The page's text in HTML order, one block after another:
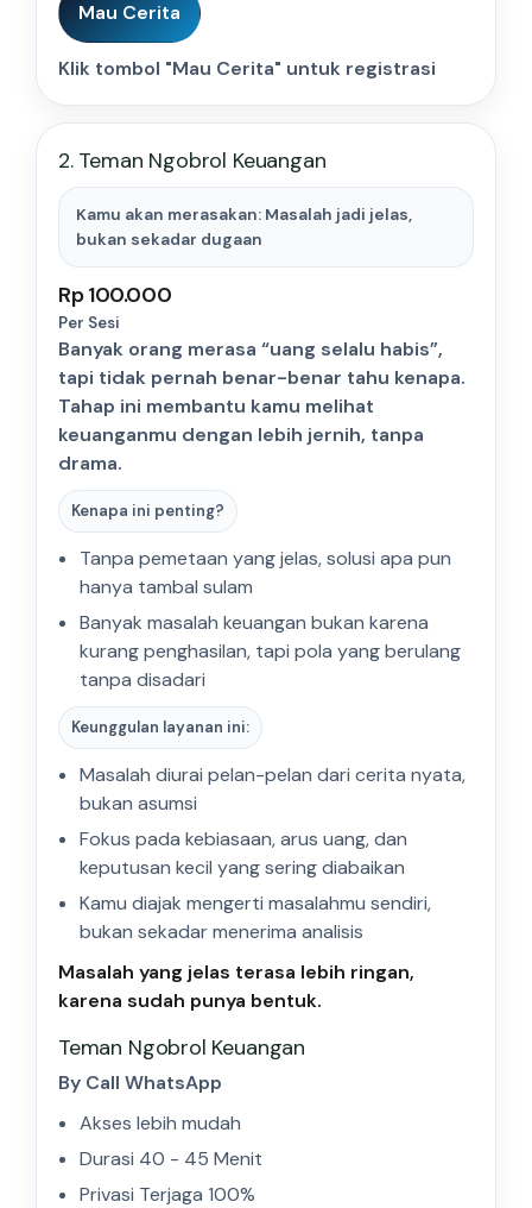
Mau Cerita
Klik tombol "Mau Cerita" untuk registrasi
2. Teman Ngobrol Keuangan
Kamu akan merasakan: Masalah jadi jelas,
bukan sekadar dugaan
Rp 100.000
Per Sesi
Banyak orang merasa “uang selalu habis”,
tapi tidak pernah benar-benar tahu kenapa.
Tahap ini membantu kamu melihat
keuanganmu dengan lebih jernih, tanpa
drama.
Kenapa ini penting?
Tanpa pemetaan yang jelas, solusi apa pun
hanya tambal sulam
Banyak masalah keuangan bukan karena
kurang penghasilan, tapi pola yang berulang
tanpa disadari
Keunggulan layanan ini:
Masalah diurai pelan-pelan dari cerita nyata,
bukan asumsi
Fokus pada kebiasaan, arus uang, dan
keputusan kecil yang sering diabaikan
Kamu diajak mengerti masalahmu sendiri,
bukan sekadar menerima analisis
Masalah yang jelas terasa lebih ringan,
karena sudah punya bentuk.
Teman Ngobrol Keuangan
By Call WhatsApp
Akses lebih mudah
Durasi 40 - 45 Menit
Privasi Terjaga 100%